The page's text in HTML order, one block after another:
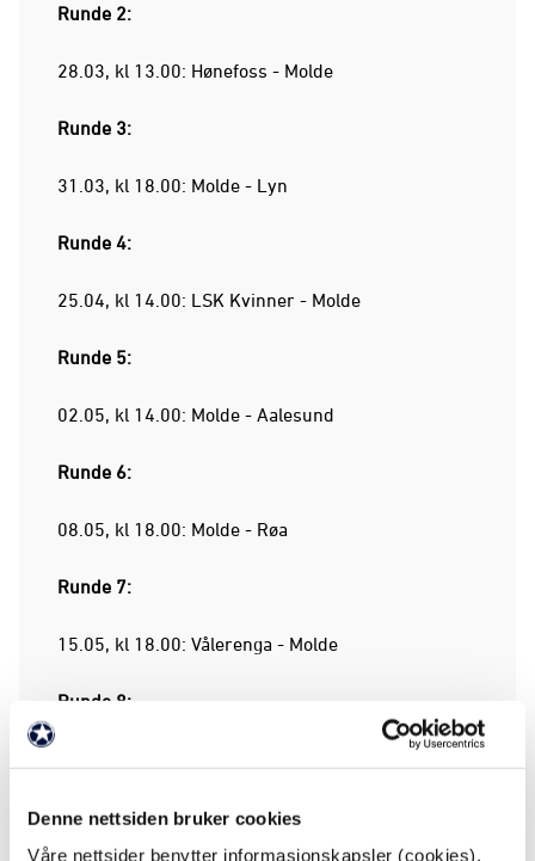
Denne nettsiden bruker cookies
Våre nettsider benytter informasjonskapsler (cookies).
Runde 2:
28.03, kl 13.00: Hønefoss - Molde
Runde 3:
31.03, kl 18.00: Molde - Lyn
Runde 4:
25.04, kl 14.00: LSK Kvinner - Molde
Runde 5:
02.05, kl 14.00: Molde - Aalesund
Runde 6:
08.05, kl 18.00: Molde - Røa
Runde 7:
15.05, kl 18.00: Vålerenga - Molde
Runde 8:
Runde 9: